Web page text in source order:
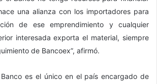
una alianza con los importadores para
de ese emprendimiento y cualquier
interesada exporta el material, siempre
de Bancoex”, afirmó.
es el único en el país encargado de